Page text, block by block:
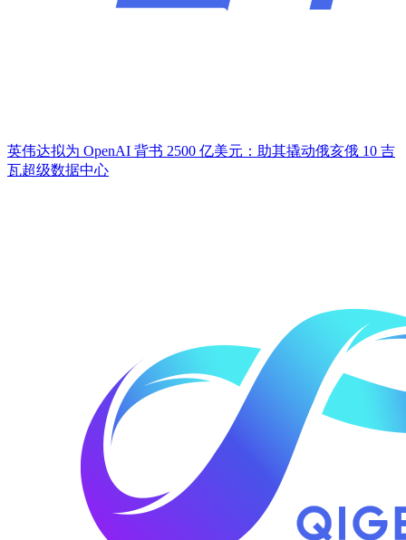
英伟达拟为 OpenAI 背书 2500 亿美元：助其撬动俄亥俄 10 吉
瓦超级数据中心